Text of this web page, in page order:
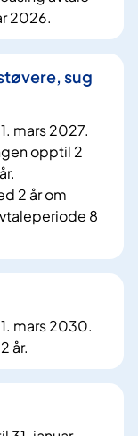
2026.
sug
mars 2027.
opptil 2
2 år om
8
mars 2030.
år.